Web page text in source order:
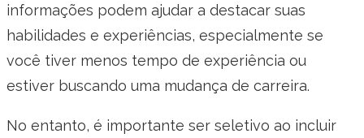
informações podem ajudar a destacar suas
habilidades e experiências, especialmente se
você tiver menos tempo de experiência ou
estiver buscando uma mudança de carreira.
No entanto, é importante ser seletivo ao incluir